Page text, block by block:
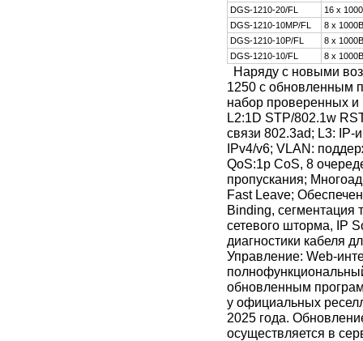
DGS-1210-20/FL
16 х
DGS-1210-10MP/FL
8 х
DGS-1210-10P/FL
8 х
DGS-1210-10/FL
8 х
Наряду с новыми
1250 с обновленным
набор проверенных
L2:1D STP/802.1w
связи 802.3ad; L3: IP-
IPv4/v6; VLAN:
QoS:1p СoS, 8
пропускания;
Fast Leave;
Binding, сегментация
сетевого шторма, IP
диагностики кабеля
Управление: Web-
обновленным
у официальных
2025 года.
осуществляется в